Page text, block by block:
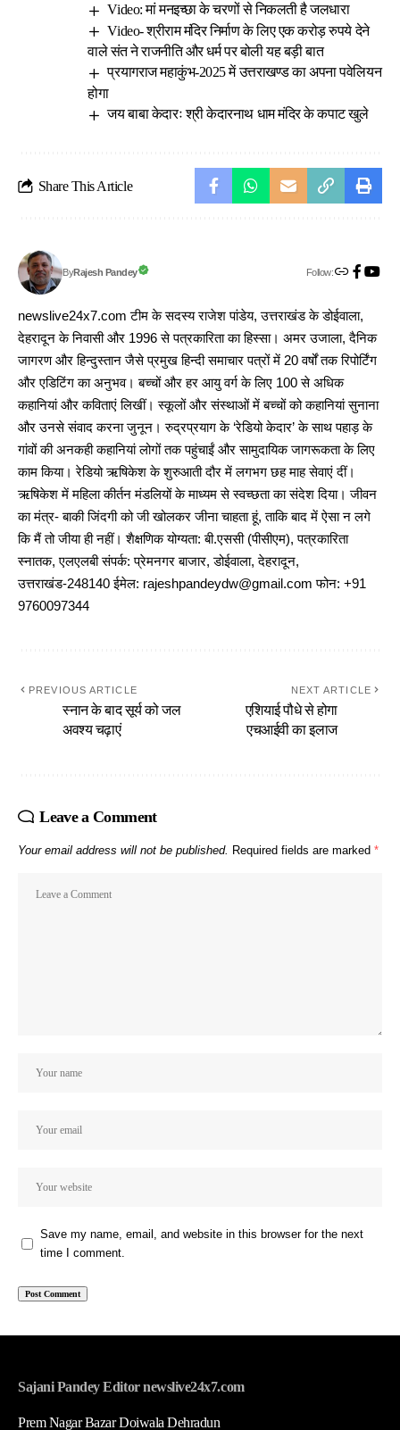
Video: मां मनइच्छा के चरणों से निकलती है जलधारा
Video- श्रीराम मंदिर निर्माण के लिए एक करोड़ रुपये देने
वाले संत ने राजनीति और धर्म पर बोली यह बड़ी बात
प्रयागराज महाकुंभ-2025 में उत्तराखण्ड का अपना पवेलियन
होगा
जय बाबा केदारः श्री केदारनाथ धाम मंदिर के कपाट खुले
Share This Article
ByRajesh Pandey Follow:
newslive24x7.com टीम के सदस्य राजेश पांडेय, उत्तराखंड के डोईवाला,
देहरादून के निवासी और 1996 से पत्रकारिता का हिस्सा। अमर उजाला, दैनिक
जागरण और हिन्दुस्तान जैसे प्रमुख हिन्दी समाचार पत्रों में 20 वर्षों तक रिपोर्टिंग
और एडिटिंग का अनुभव। बच्चों और हर आयु वर्ग के लिए 100 से अधिक
कहानियां और कविताएं लिखीं। स्कूलों और संस्थाओं में बच्चों को कहानियां सुनाना
और उनसे संवाद करना जुनून। रुद्रप्रयाग के ‘रेडियो केदार’ के साथ पहाड़ के
गांवों की अनकही कहानियां लोगों तक पहुंचाईं और सामुदायिक जागरूकता के लिए
काम किया। रेडियो ऋषिकेश के शुरुआती दौर में लगभग छह माह सेवाएं दीं।
ऋषिकेश में महिला कीर्तन मंडलियों के माध्यम से स्वच्छता का संदेश दिया। जीवन
का मंत्र- बाकी जिंदगी को जी खोलकर जीना चाहता हूं, ताकि बाद में ऐसा न लगे
कि मैं तो जीया ही नहीं। शैक्षणिक योग्यता: बी.एससी (पीसीएम), पत्रकारिता
स्नातक, एलएलबी संपर्क: प्रेमनगर बाजार, डोईवाला, देहरादून,
उत्तराखंड-248140 ईमेल: rajeshpandeydw@gmail.com फोन: +91
9760097344
PREVIOUS ARTICLE
स्नान के बाद सूर्य को जल
अवश्य चढ़ाएं
NEXT ARTICLE
एशियाई पौधे से होगा
एचआईवी का इलाज
Leave a Comment
Your email address will not be published. Required fields are marked *
Save my name, email, and website in this browser for the next
time I comment.
Sajani Pandey Editor newslive24x7.com
Prem Nagar Bazar Doiwala Dehradun